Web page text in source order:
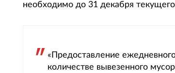
необходимо до 31 декабря текущего
«Предоставление
количестве вывезенного